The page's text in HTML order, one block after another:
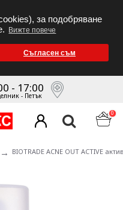
за подобряване
Вижте повече
Съгласен съм
- 17:00
- Петък
0
BIOTRADE ACNE OUT ACTIVE